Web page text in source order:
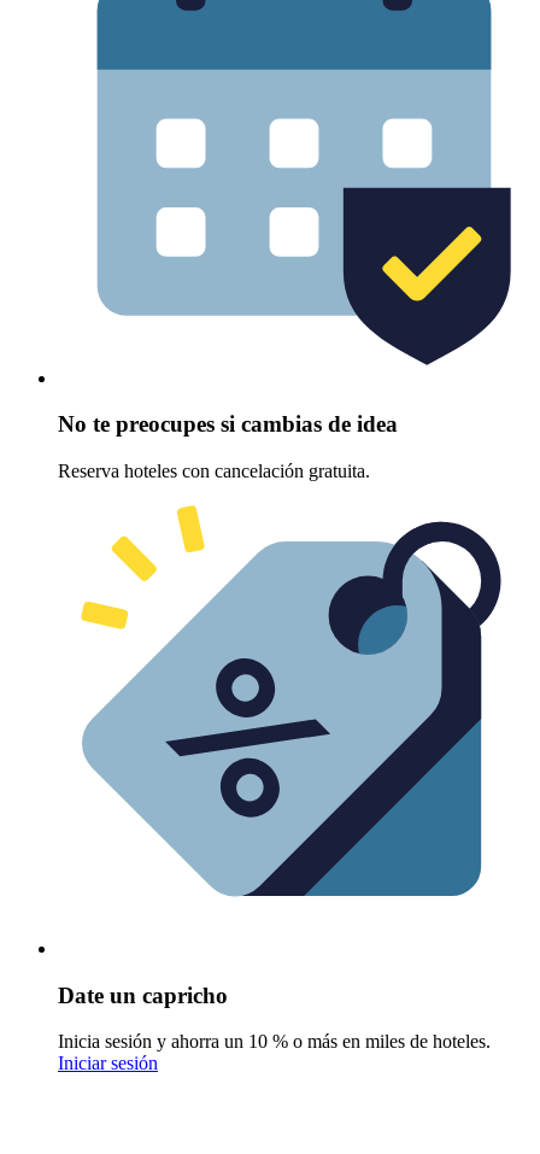
No te preocupes si cambias de idea
Reserva hoteles con cancelación gratuita.
Date un capricho
Inicia sesión y ahorra un 10 % o más en miles de hoteles.
Iniciar sesión